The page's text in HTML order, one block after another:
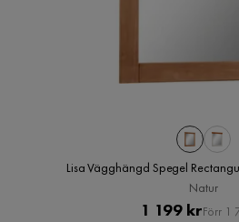
Lisa Vägghängd Spegel
Natur
Pris
1 199 krFörr 1